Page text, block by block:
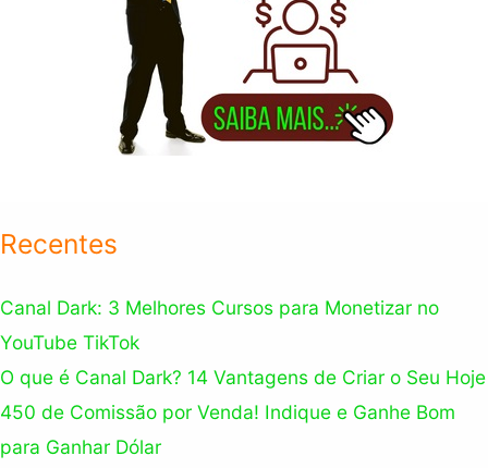
Recentes
Canal Dark: 3 Melhores Cursos para Monetizar no
YouTube TikTok
O que é Canal Dark? 14 Vantagens de Criar o Seu Hoje
450 de Comissão por Venda! Indique e Ganhe Bom
para Ganhar Dólar